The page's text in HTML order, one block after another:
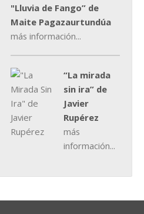
"Lluvia de Fango” de
Maite Pagazaurtundúa
más información...
“La mirada
sin ira” de
Javier
Rupérez
más
información...